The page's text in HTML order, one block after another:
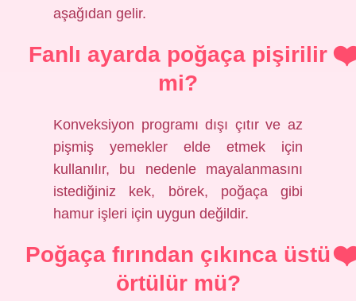
aşağıdan gelir.
Fanlı ayarda poğaça pişirilir
mi?
Konveksiyon programı dışı çıtır ve az
pişmiş yemekler elde etmek için
kullanılır, bu nedenle mayalanmasını
istediğiniz kek, börek, poğaça gibi
hamur işleri için uygun değildir.
Poğaça fırından çıkınca üstü
örtülür mü?